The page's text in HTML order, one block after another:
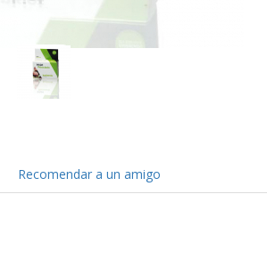
Recomendar a un amigo